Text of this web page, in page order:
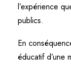
l’expérience
publics.
En
éducatif d’une